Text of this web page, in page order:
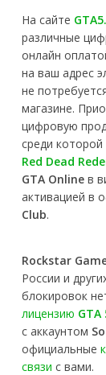
На сайте
различные
онлайн
на ваш адрес
не
магазине.
цифровую
среди которой
Red Dead
GTA Online в
активацией в
Club.
Rockstar
России и
блокировок
лицензию GTA
с аккаунтом
официальные
связи с вами.